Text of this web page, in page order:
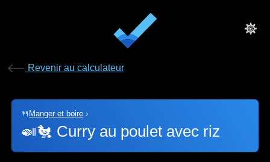
Revenir au calculateur
🍴 Manger et boire ›
🍛🐔 Curry au poulet avec riz